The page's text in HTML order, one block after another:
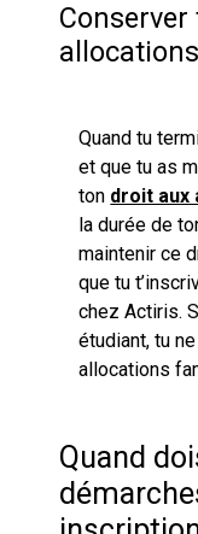
Quand tu
et que tu as
ton droit aux
la durée de
maintenir ce
que tu
chez Actiris.
étudiant, tu
allocations
Quand